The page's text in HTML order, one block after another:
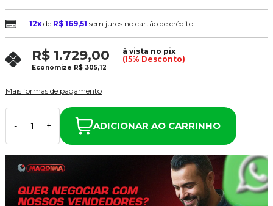
12xde R$ 169,51 sem juros no cartão de crédito
R$ 1.729,00
à vista no pix
(15% Desconto)
Economize R$ 305,12
Mais formas de pagamento
- + ADICIONAR AO CARRINHO